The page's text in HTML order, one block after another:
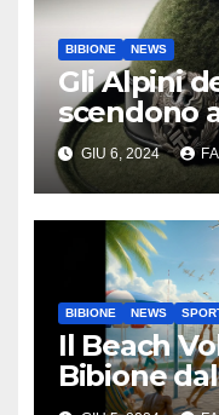
BIBIONE NEWS
Gli Alpini
scendono
GIU 6, 2024
BIBIONE NEWS
Il Beach
Bibione